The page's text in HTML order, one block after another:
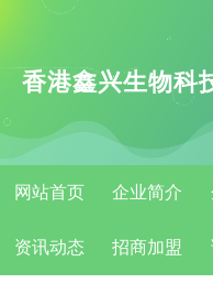
香港鑫兴生物科
网站首页 企业简介
资讯动态 招商加盟